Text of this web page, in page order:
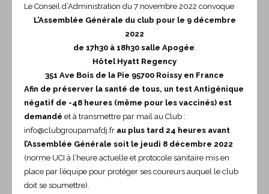
Le Conseil d’Administration du 7 novembre 2022 convoque
L’Assemblée Générale du club pour le 9 décembre
2022
de 17h30 à 18h30 salle Apogée.
Hôtel Hyatt Regency
351 Ave Bois de la Pie 95700 Roissy en France
Afin de préserver la santé de tous, un test Antigénique
négatif de -48 heures (même pour les vaccinés) est
demandé et à transmettre par mail au Club :
info@clubgroupamafdj.fr au plus tard 24 heures avant
l’Assemblée Générale soit le jeudi 8 décembre 2022
(norme UCI à l’heure actuelle et protocole sanitaire mis en
place par l’équipe pour protéger ses coureurs auquel le club
doit se soumettre).